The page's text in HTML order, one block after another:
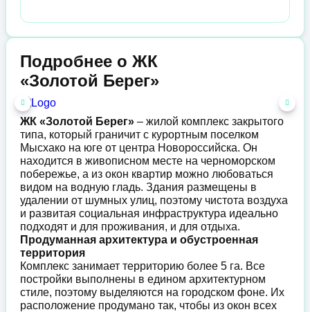
Подробнее о ЖК
«Золотой Берег»
ЖК «Золотой Берег» – жилой комплекс закрытого
типа, который граничит с курортным поселком
Мысхако на юге от центра Новороссийска. Он
находится в живописном месте на черноморском
побережье, а из окон квартир можно любоваться
видом на водную гладь. Здания размещены в
удалении от шумных улиц, поэтому чистота воздуха
и развитая социальная инфраструктура идеально
подходят и для проживания, и для отдыха.
Продуманная архитектура и обустроенная
территория
Комплекс занимает территорию более 5 га. Все
постройки выполнены в едином архитектурном
стиле, поэтому выделяются на городском фоне. Их
расположение продумано так, чтобы из окон всех